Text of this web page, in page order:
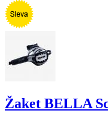
Žaket BELLA